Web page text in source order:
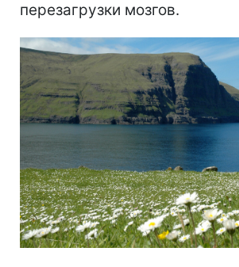
перезагрузки мозгов.